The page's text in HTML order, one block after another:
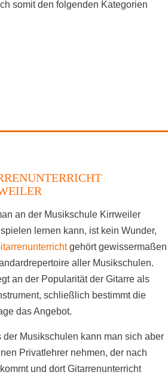
somit den folgenden Kategorien
an der Musikschule Kirrweiler
lernen kann, ist kein Wunder,
gehört gewissermaßen
aller Musikschulen.
an der Popularität der Gitarre als
schließlich bestimmt die
das Angebot.
der Musikschulen kann man sich aber
Privatlehrer nehmen, der nach
und dort Gitarrenunterricht